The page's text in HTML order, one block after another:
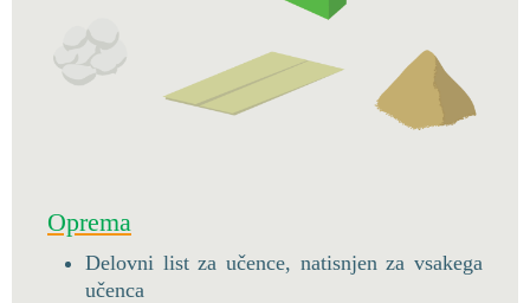
Oprema
Delovni list za učence, natisnjen za vsakega
učenca